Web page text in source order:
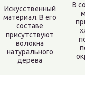
Искусственный
материал. В его
составе
присутствуют
волокна
натурального
дерева
В